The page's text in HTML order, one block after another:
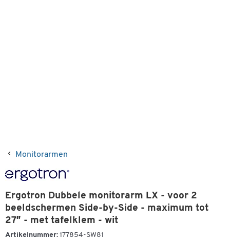
Monitorarmen
Ergotron Dubbele monitorarm LX - voor 2
beeldschermen Side-by-Side - maximum tot
27″ - met tafelklem - wit
Artikelnummer: 177854-SW81